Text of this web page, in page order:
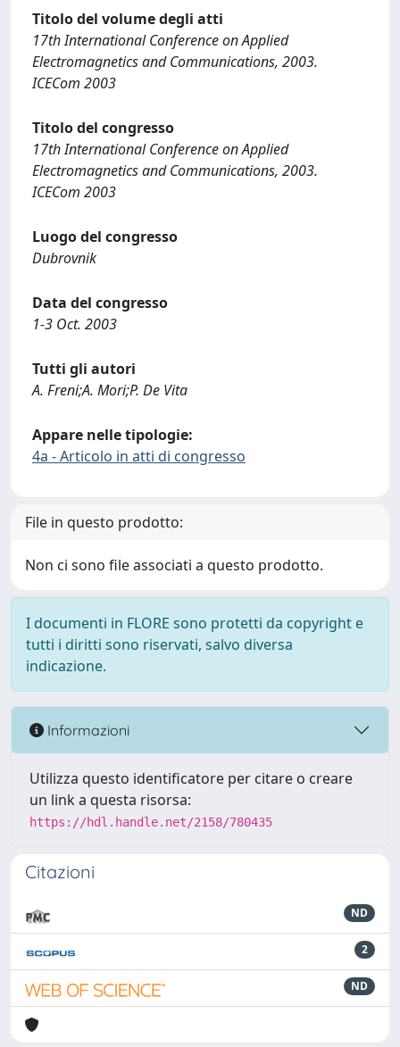
Titolo del volume degli atti
17th International Conference on Applied
Electromagnetics and Communications, 2003.
ICECom 2003
Titolo del congresso
17th International Conference on Applied
Electromagnetics and Communications, 2003.
ICECom 2003
Luogo del congresso
Dubrovnik
Data del congresso
1-3 Oct. 2003
Tutti gli autori
A. Freni;A. Mori;P. De Vita
Appare nelle tipologie:
4a - Articolo in atti di congresso
File in questo prodotto:
Non ci sono file associati a questo prodotto.
I documenti in FLORE sono protetti da copyright e
tutti i diritti sono riservati, salvo diversa
indicazione.
Informazioni
Utilizza questo identificatore per citare o creare
un link a questa risorsa:
https://hdl.handle.net/2158/780435
Citazioni
ND
2
ND